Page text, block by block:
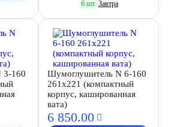
6 шт. Завтра
3-160
Шумоглушитель N 6-160
261х221 (компактный
корпус, кашированная
вата)
6 850.00